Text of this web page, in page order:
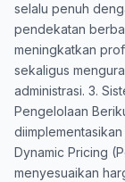
selalu penuh
pendekatan
meningkatkan
sekaligus
administrasi. 3.
Pengelolaan
Dynamic Pricing
menyesuaikan